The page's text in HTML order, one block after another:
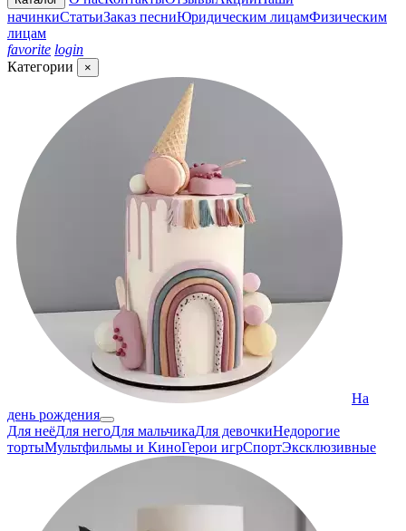
начинкиСтатьиЗаказ песниЮридическим лицамФизическим
лицам
favorite login
Категории
×
На
день рождения
Для неёДля негоДля мальчикаДля девочкиНедорогие
тортыМультфильмы и КиноГерои игрСпортЭксклюзивные